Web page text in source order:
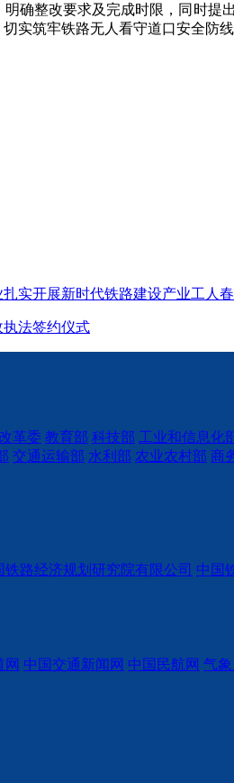
确整改要求及完成时限，同时提
实筑牢铁路无人看守道口安全防线
实开展新时代铁路建设产业工人
法签约仪式
革委 教育部 科技部 工业和信息化
交通运输部 水利部 农业农村部 商
铁路经济规划研究院有限公司 中国
网 中国交通新闻网 中国民航网 气